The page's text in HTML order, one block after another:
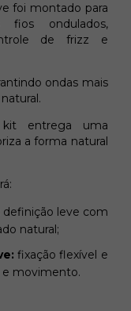
foi montado para
ondulados,
de frizz e
ondas mais
kit entrega uma
a forma natural
definição leve com
natural;
fixação flexível e
e movimento.